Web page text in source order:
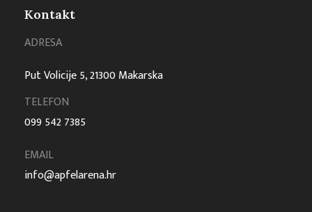
Kontakt
ADRESA
Put Volicije 5, 21300 Makarska
TELEFON
099 542 7385
EMAIL
info@apfelarena.hr